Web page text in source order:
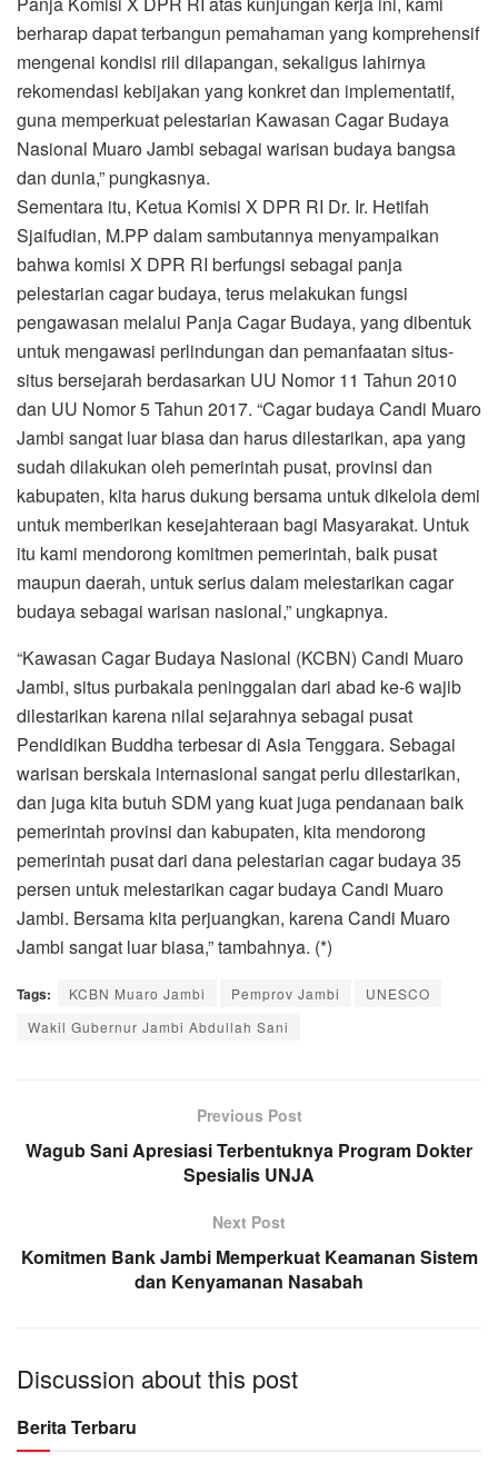
berharap dapat terbangun pemahaman yang komprehensif
mengenai kondisi riil dilapangan, sekaligus lahirnya
rekomendasi kebijakan yang konkret dan implementatif,
guna memperkuat pelestarian Kawasan Cagar Budaya
Nasional Muaro Jambi sebagai warisan budaya bangsa
dan dunia,” pungkasnya.
Sementara itu, Ketua Komisi X DPR RI Dr. Ir. Hetifah
Sjaifudian, M.PP dalam sambutannya menyampaikan
bahwa komisi X DPR RI berfungsi sebagai panja
pelestarian cagar budaya, terus melakukan fungsi
pengawasan melalui Panja Cagar Budaya, yang dibentuk
untuk mengawasi perlindungan dan pemanfaatan situs-
situs bersejarah berdasarkan UU Nomor 11 Tahun 2010
dan UU Nomor 5 Tahun 2017. “Cagar budaya Candi Muaro
Jambi sangat luar biasa dan harus dilestarikan, apa yang
sudah dilakukan oleh pemerintah pusat, provinsi dan
kabupaten, kita harus dukung bersama untuk dikelola demi
untuk memberikan kesejahteraan bagi Masyarakat. Untuk
itu kami mendorong komitmen pemerintah, baik pusat
maupun daerah, untuk serius dalam melestarikan cagar
budaya sebagai warisan nasional,” ungkapnya.
“Kawasan Cagar Budaya Nasional (KCBN) Candi Muaro
Jambi, situs purbakala peninggalan dari abad ke-6 wajib
dilestarikan karena nilai sejarahnya sebagai pusat
Pendidikan Buddha terbesar di Asia Tenggara. Sebagai
warisan berskala internasional sangat perlu dilestarikan,
dan juga kita butuh SDM yang kuat juga pendanaan baik
pemerintah provinsi dan kabupaten, kita mendorong
pemerintah pusat dari dana pelestarian cagar budaya 35
persen untuk melestarikan cagar budaya Candi Muaro
Jambi. Bersama kita perjuangkan, karena Candi Muaro
Jambi sangat luar biasa,” tambahnya. (*)
Tags: KCBN Muaro Jambi Pemprov Jambi
UNESCO
Wakil Gubernur Jambi Abdullah Sani
Previous Post
Wagub Sani Apresiasi Terbentuknya Program Dokter
Spesialis UNJA
Next Post
Komitmen Bank Jambi Memperkuat Keamanan Sistem
dan Kenyamanan Nasabah
Discussion about this post
Berita Terbaru